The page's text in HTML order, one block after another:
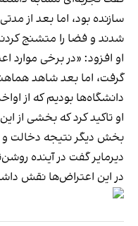
سازنده بود، اما بعد از
شدند و فضا را متشنج
او افزود: «در برخی موارد
گرفت، اما بعد شاهد
دانشگاه‌ها بودیم که از
او تاکید کرد که بخشی از
بخش دیگر نتیجه دخالت
دیرمایر گفت در آینده
در این اعتراض‌ها نقش